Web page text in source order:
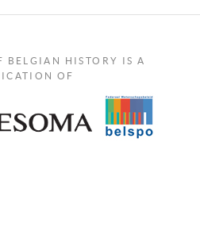
BELGIAN HISTORY IS A
OF